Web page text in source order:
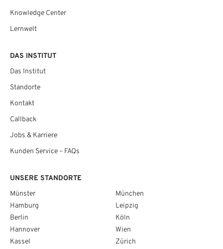
Knowledge Center
Lernwelt
DAS INSTITUT
Das Institut
Standorte
Kontakt
Callback
Jobs & Karriere
Kunden Service – FAQs
UNSERE STANDORTE
Münster
Hamburg
Berlin
Hannover
Kassel
München
Leipzig
Köln
Wien
Zürich